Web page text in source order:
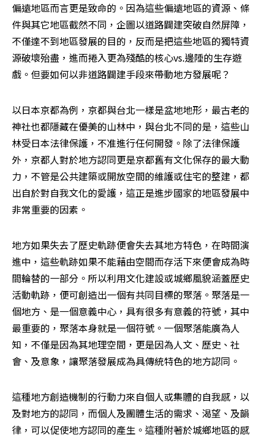
偏遠地區而言更是致命的。因為這些偏遠地區的資源、條
件與其它地區截然不同，企圖以道路闢建突破自然屏障，
不僅達不到地區發展的目的，反而是把這些地區的獨特資
源破壞殆盡，進而捲入更為殘酷的核心vs.邊陲的生存遊
戲。但要如何以非道路闢建手段來帶動地方發展呢？
以日本京都為例，京都與台北一樣是盆地地形，最古老的
神社也都隱藏在優美的山林中，與台北不同的是，這些山
林受日本法律保護，不准進行任何開發。除了法律保護
外，京都人對於地方認同更是京都舊有文化保存的最大動
力，不管是公共建築或開放空間的維護或住宅的整建，都
出自於對自我文化的愛護，這正是進步國家的地區發展中
非常重要的因素。
地方如果失去了歷史軌跡便會失去其地方特色，在時間演
進中，這些軌跡如果不能藉由空間而存活下來便會成為時
間輪替的一部分。所以利用文化建設或城鄉風貌涵蓋歷史
活動軌跡，便可創造出一個有共同目標的聚落。聚落是一
個地方、是一個意義中心，具有很多有意義的符號，其中
最重要的，聚落本身就是一個符號。一個聚落能廣為人
知，不僅是因為其地理空間，更是因為人文、歷史、社
會、及意象，讓聚落發展成為具傳統特色的地方認同。
這種地方創造機制的行動力來自個人或集體的自我感，以
及對地方的認同，而個人及團體生活的需求、渴望、及韻
律，可以促使地方認同的產生。這種附著於城鄉地區的感